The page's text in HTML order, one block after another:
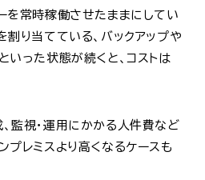
を常時稼働させたままにしてい
割り当てている、バックアップや
いった状態が続くと、コストは
監視・運用にかかる人件費など
プレミスより高くなるケースも